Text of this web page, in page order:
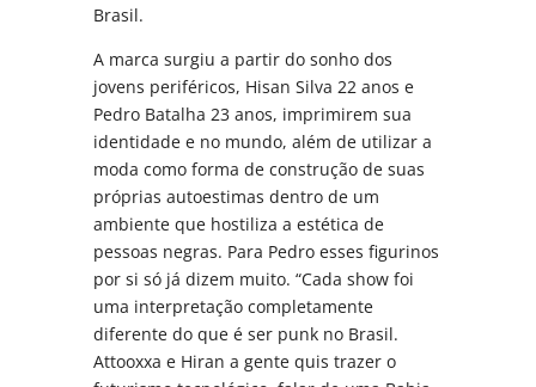
Brasil.
A marca surgiu a partir do sonho dos
jovens periféricos, Hisan Silva 22 anos e
Pedro Batalha 23 anos, imprimirem sua
identidade e no mundo, além de utilizar a
moda como forma de construção de suas
próprias autoestimas dentro de um
ambiente que hostiliza a estética de
pessoas negras. Para Pedro esses figurinos
por si só já dizem muito. “Cada show foi
uma interpretação completamente
diferente do que é ser punk no Brasil.
Attooxxa e Hiran a gente quis trazer o